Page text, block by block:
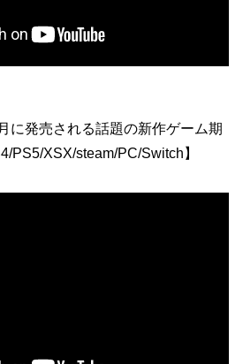
に発売される話題の新作ゲーム期
PS5/XSX/steam/PC/Switch】